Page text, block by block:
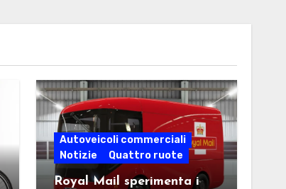
Autoveicoli commerciali
Notizie
Quattro ruote
Royal Mail sperimenta i